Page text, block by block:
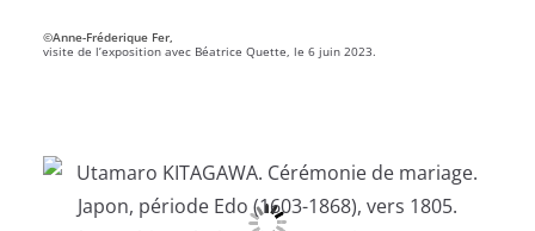
©Anne-Fréderique Fer,
visite de l’exposition avec Béatrice Quette, le 6 juin 2023.